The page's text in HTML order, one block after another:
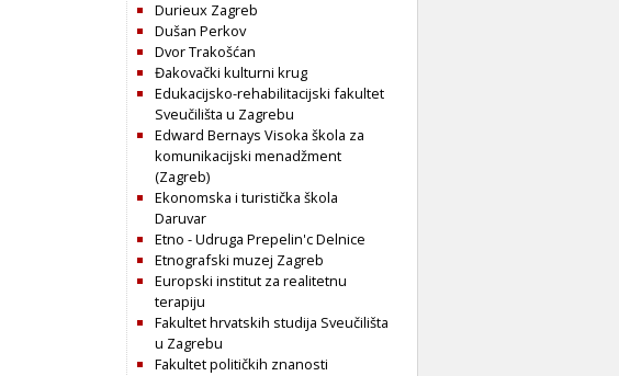
Durieux Zagreb
Dušan Perkov
Dvor Trakošćan
Đakovački kulturni krug
Edukacijsko-rehabilitacijski fakultet
Sveučilišta u Zagrebu
Edward Bernays Visoka škola za
komunikacijski menadžment
(Zagreb)
Ekonomska i turistička škola
Daruvar
Etno - Udruga Prepelin'c Delnice
Etnografski muzej Zagreb
Europski institut za realitetnu
terapiju
Fakultet hrvatskih studija Sveučilišta
u Zagrebu
Fakultet političkih znanosti